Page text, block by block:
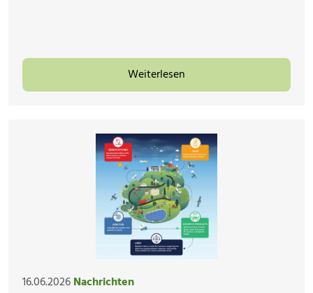
Weiterlesen
16.06.2026Nachrichten